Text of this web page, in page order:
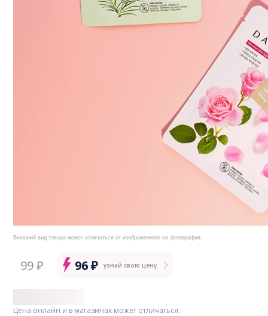
Внешний вид товара может отличаться от изображенного на фотографии.
99 ₽ 96 ₽ узнай свою цену
Цена онлайн и в магазинах может отличаться.